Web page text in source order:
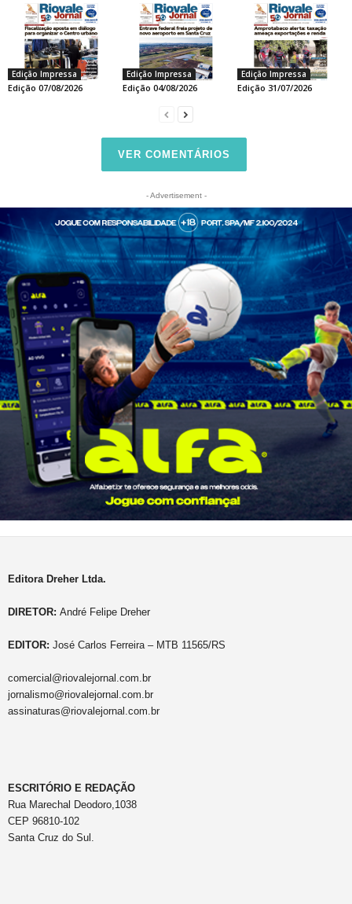
Edição Impressa
Edição 07/08/2026
Edição Impressa
Edição 04/08/2026
Edição Impressa
Edição 31/07/2026
VER COMENTÁRIOS
- Advertisement -
Editora Dreher Ltda.
DIRETOR: André Felipe Dreher
EDITOR: José Carlos Ferreira – MTB 11565/RS
comercial@riovalejornal.com.br
jornalismo@riovalejornal.com.br
assinaturas@riovalejornal.com.br
ESCRITÓRIO E REDAÇÃO
Rua Marechal Deodoro,1038
CEP 96810-102
Santa Cruz do Sul.